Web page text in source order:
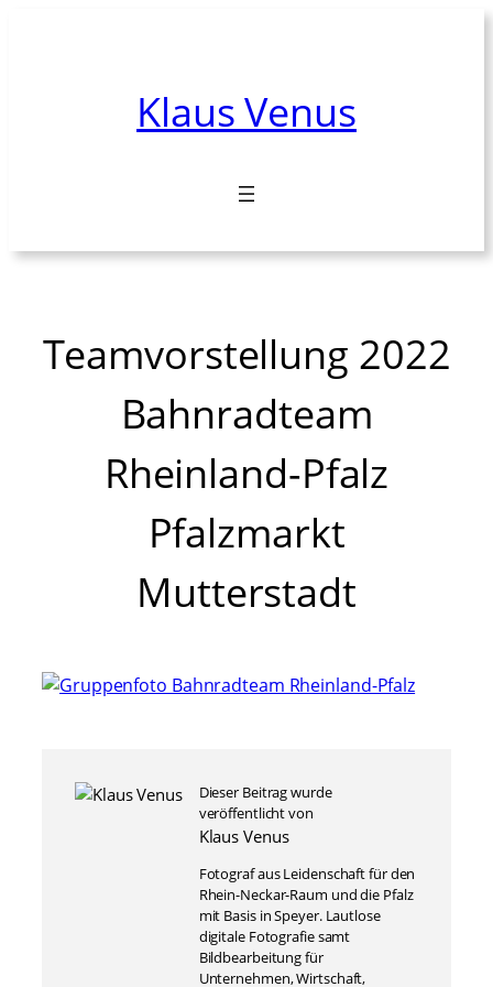
Klaus Venus
Teamvorstellung 2022
Bahnradteam
Rheinland-Pfalz
Pfalzmarkt
Mutterstadt
Dieser Beitrag wurde
veröffentlicht von
Klaus Venus
Fotograf aus Leidenschaft für den
Rhein-Neckar-Raum und die Pfalz
mit Basis in Speyer. Lautlose
digitale Fotografie samt
Bildbearbeitung für
Unternehmen, Wirtschaft,